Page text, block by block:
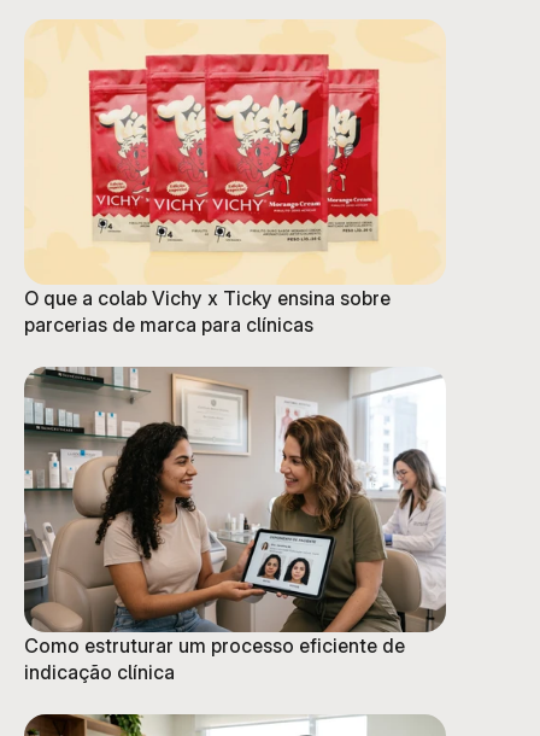
O que a colab Vichy x Ticky ensina sobre
parcerias de marca para clínicas
Como estruturar um processo eficiente de
indicação clínica